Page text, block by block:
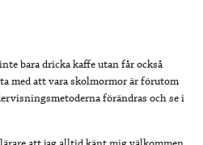
bara dricka kaffe utan får också
med att vara skolmormor är förutom
förändras och se i